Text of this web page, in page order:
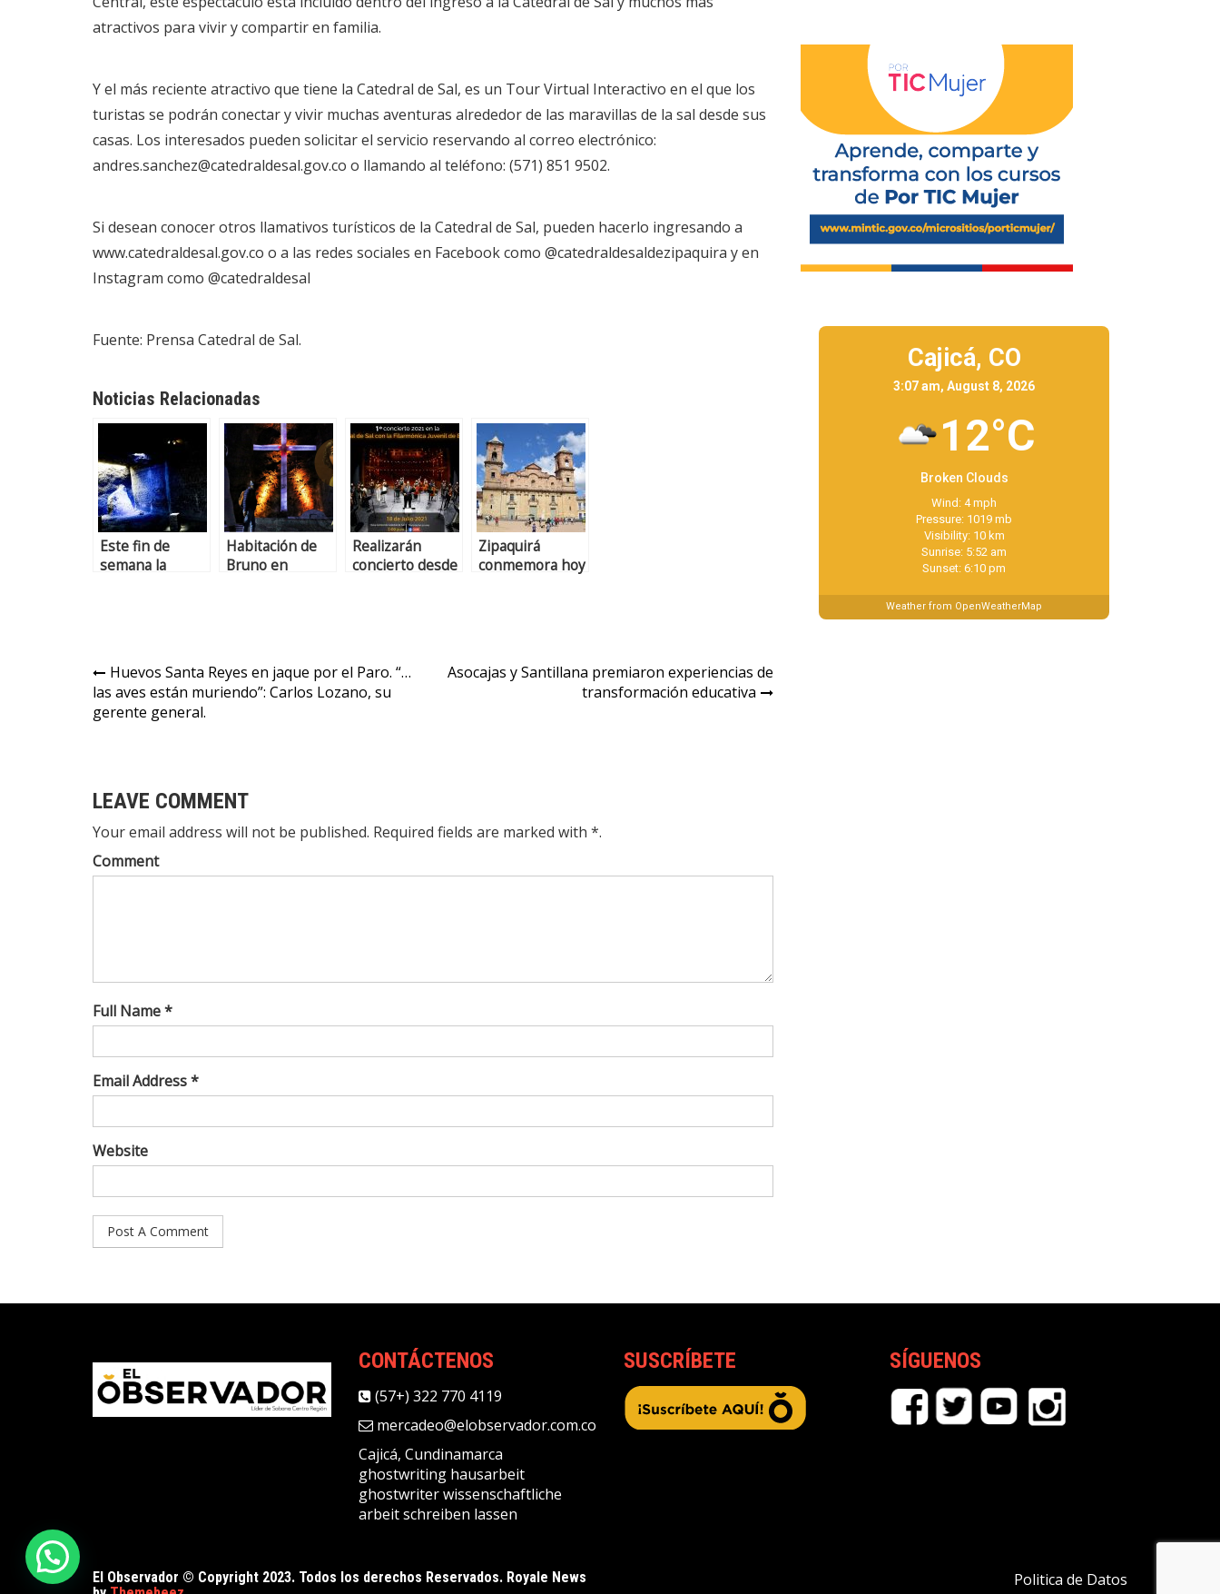
atractivos para vivir y compartir en familia.
Y el más reciente atractivo que tiene la Catedral de Sal, es un Tour Virtual Interactivo en el que los
turistas se podrán conectar y vivir muchas aventuras alrededor de las maravillas de la sal desde sus
casas. Los interesados pueden solicitar el servicio reservando al correo electrónico:
andres.sanchez@catedraldesal.gov.co o llamando al teléfono: (571) 851 9502.
Si desean conocer otros llamativos turísticos de la Catedral de Sal, pueden hacerlo ingresando a
www.catedraldesal.gov.co o a las redes sociales en Facebook como @catedraldesaldezipaquira y en
Instagram como @catedraldesal
Fuente: Prensa Catedral de Sal.
Noticias Relacionadas
Este fin de
semana la
Habitación de
Bruno en
Realizarán
concierto desde
Zipaquirá
conmemora hoy
Huevos Santa Reyes en jaque por el Paro. “…
las aves están muriendo”: Carlos Lozano, su
gerente general.
Asocajas y Santillana premiaron experiencias de
transformación educativa
LEAVE COMMENT
Your email address will not be published. Required fields are marked with *.
Comment
Full Name *
Email Address *
Website
Cajicá, CO
3:07 am, August 8, 2026
12°C
Broken Clouds
Wind: 4 mph
Pressure: 1019 mb
Visibility: 10 km
Sunrise: 5:52 am
Sunset: 6:10 pm
Weather from OpenWeatherMap
CONTÁCTENOS
(57+) 322 770 4119
mercadeo@elobservador.com.co
Cajicá, Cundinamarca
ghostwriting hausarbeit
ghostwriter wissenschaftliche
arbeit schreiben lassen
SUSCRÍBETE SÍGUENOS
El Observador © Copyright 2023. Todos los derechos Reservados. Royale News
Politica de Datos